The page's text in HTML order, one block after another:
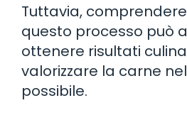
Tuttavia,
questo processo può
ottenere risultati
valorizzare la carne
possibile.